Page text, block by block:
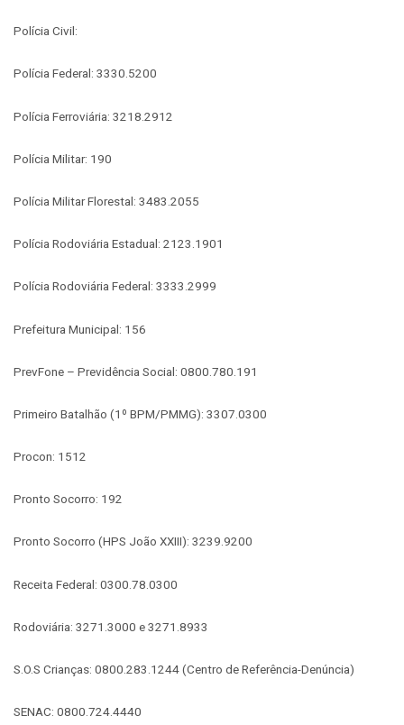
Polícia Civil:
Polícia Federal: 3330.5200
Polícia Ferroviária: 3218.2912
Polícia Militar: 190
Polícia Militar Florestal: 3483.2055
Polícia Rodoviária Estadual: 2123.1901
Polícia Rodoviária Federal: 3333.2999
Prefeitura Municipal: 156
PrevFone – Previdência Social: 0800.780.191
Primeiro Batalhão (1º BPM/PMMG): 3307.0300
Procon: 1512
Pronto Socorro: 192
Pronto Socorro (HPS João XXIII): 3239.9200
Receita Federal: 0300.78.0300
Rodoviária: 3271.3000 e 3271.8933
S.O.S Crianças: 0800.283.1244 (Centro de Referência-Denúncia)
SENAC: 0800.724.4440